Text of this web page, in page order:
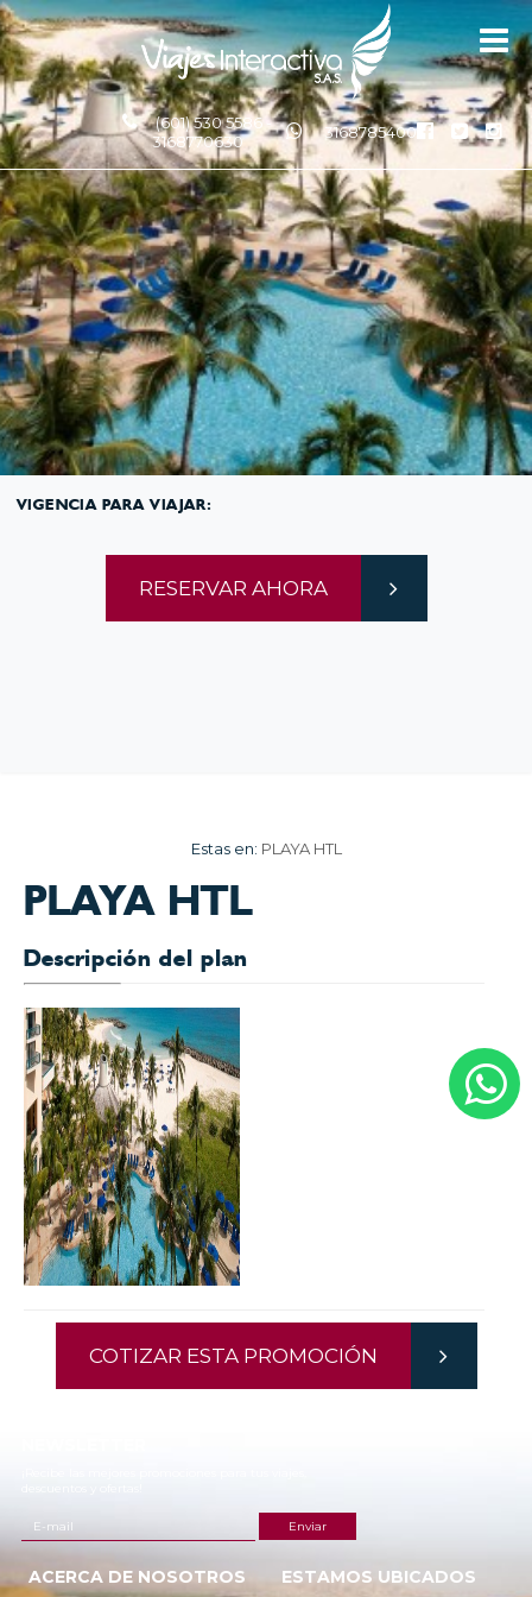
(601) 530 5586 -
3168770630
3168785400
Estas en: PLAYA HTL
PLAYA HTL
Descripción del plan
COTIZAR ESTA PROMOCIÓN
VIGENCIA PARA VIAJAR:
RESERVAR AHORA
ACERCA DE NOSOTROS ESTAMOS UBICADOS